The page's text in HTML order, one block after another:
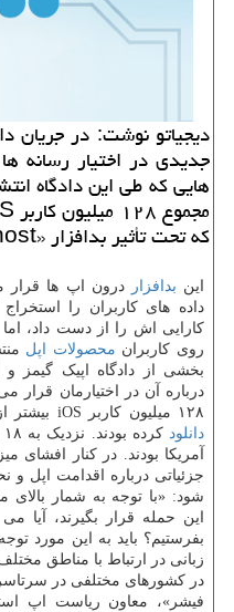
دیجیاتو نوشت: در جریان
جدیدی در اختیار رسانه
که تحت تأثیر بدافزار «XcodeGhost» قرار داشتند.
این بدافزار
درون اپ ها قرار
داده های کاربران را
کارایی اش را از دست داد، اما
روی کاربران محصولات اپل
بخشی از دادگاه اپیک گیمز و
درباره آن در اختیارمان قرار
۱۲۸ میلیون کاربر iOS بیشتر از ۲۵۰۰ اپ آلوده به این بدافزار را
دانلود
آمریکا بودند. در کنار افشای
جزئیاتی درباره اقدامت اپل و
شود: «با توجه به شمار بالای
این حمله قرار بگیرند، آیا
بفرستیم؟ باید به این مورد
زبانی در ارتباط با مناطق
در کشورهای مختلفی در سرتاسر
فیشر»، معاون ریاست اپ